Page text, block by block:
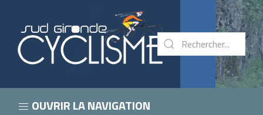
OUVRIR LA NAVIGATION